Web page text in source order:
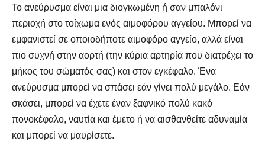
Το ανεύρυσμα είναι μια διογκωμένη ή σαν μπαλόνι
περιοχή στο τοίχωμα ενός αιμοφόρου αγγείου. Μπορεί να
εμφανιστεί σε οποιοδήποτε αιμοφόρο αγγείο, αλλά είναι
πιο συχνή στην αορτή (την κύρια αρτηρία που διατρέχει το
μήκος του σώματός σας) και στον εγκέφαλο. Ένα
ανεύρυσμα μπορεί να σπάσει εάν γίνει πολύ μεγάλο. Εάν
σκάσει, μπορεί να έχετε έναν ξαφνικό πολύ κακό
πονοκέφαλο, ναυτία και έμετο ή να αισθανθείτε αδυναμία
και μπορεί να μαυρίσετε.